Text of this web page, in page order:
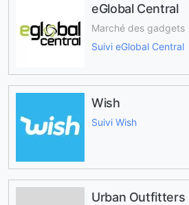
eGlobal Central
Marché des gadgets
Suivi eGlobal Central
Wish
Suivi Wish
Urban Outfitters